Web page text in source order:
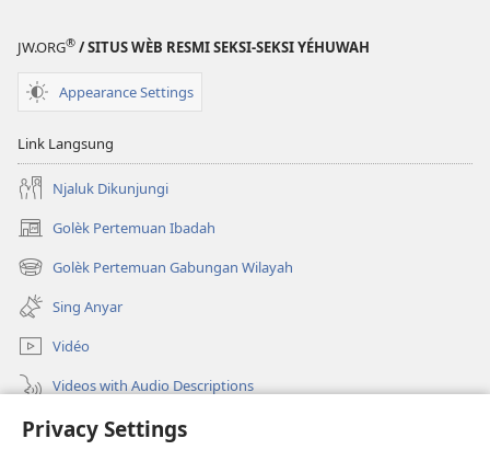
Privacy Settings
JW.ORG® / SITUS WÈB RESMI SEKSI-SEKSI YÉHUWAH
Appearance Settings
Link Langsung
Njaluk Dikunjungi
Golèk Pertemuan Ibadah
(opens
new
window)
Golèk Pertemuan Gabungan Wilayah
(opens
new
window)
Sing Anyar
Vidéo
Videos with Audio Descriptions
Golèk JW.ORG